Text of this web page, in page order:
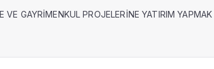
GAYRİMENKUL PROJELERİNE YATIRIM